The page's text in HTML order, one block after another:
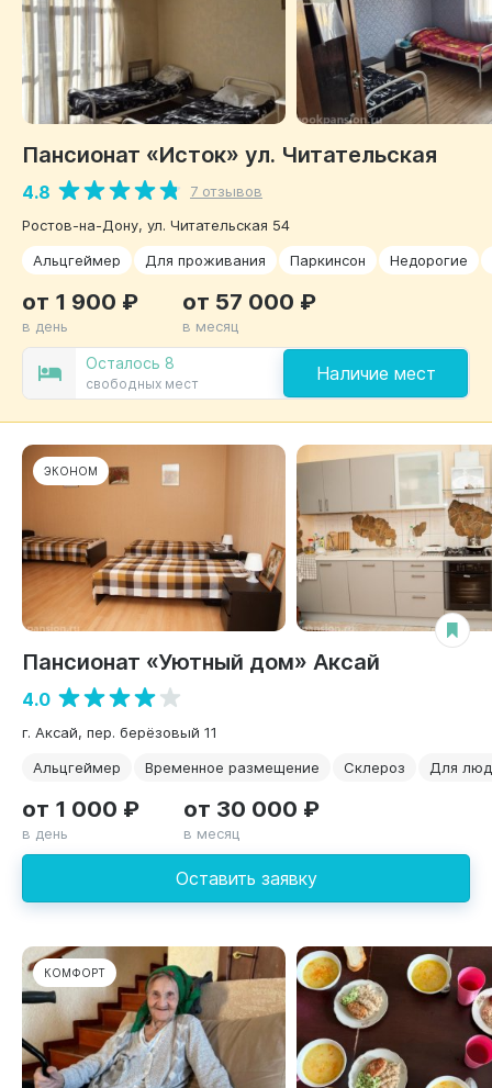
Пансионат «Исток» ул. Читательская
4.8
7 отзывов
Ростов-на-Дону, ул. Читательская 54
Альцгеймер
Для проживания Паркинсон Недорогие
Осталось 8
свободных мест Наличие мест
от 1 900 ₽
в день
от 57 000 ₽
в месяц
ЭКОНОМ
Пансионат «Уютный дом» Аксай
4.0
г. Аксай, пер. берёзовый 11
Альцгеймер
Временное размещение Склероз Для
Оставить заявку
от 1 000 ₽
в день
от 30 000 ₽
в месяц
КОМФОРТ